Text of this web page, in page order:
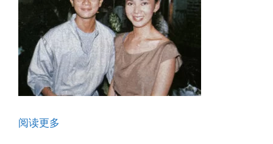
阅读更多